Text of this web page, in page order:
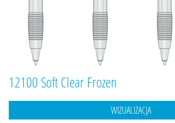
12100 Soft Clear Frozen